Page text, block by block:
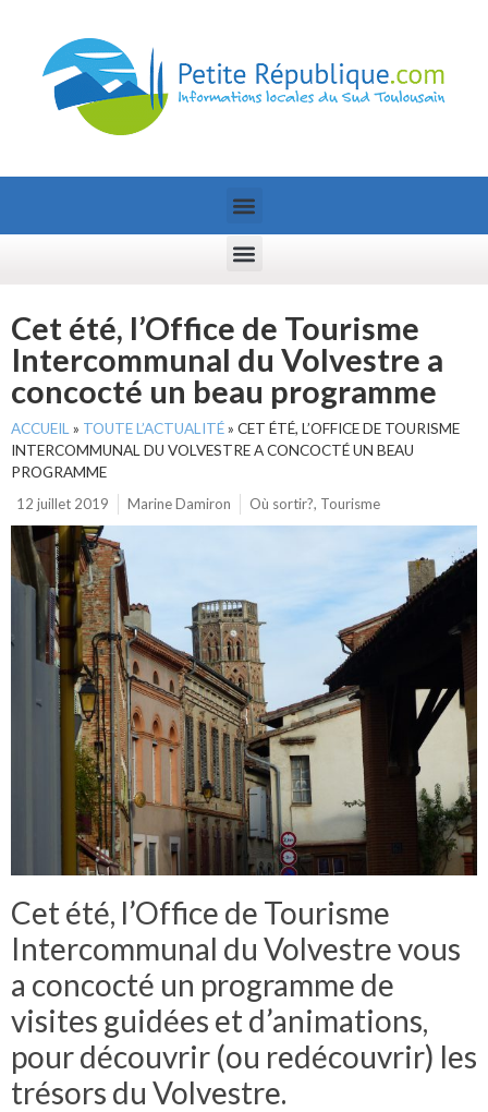
Cet été, l’Office de Tourisme
Intercommunal du Volvestre a
concocté un beau programme
ACCUEIL » TOUTE L’ACTUALITÉ» CET ÉTÉ, L’OFFICE DE TOURISME
INTERCOMMUNAL DU VOLVESTRE A CONCOCTÉ UN BEAU
PROGRAMME
12 juillet 2019
Marine Damiron Où sortir?, Tourisme
Cet été, l’Office de Tourisme
Intercommunal du Volvestre vous
a concocté un programme de
visites guidées et d’animations,
pour découvrir (ou redécouvrir) les
trésors du Volvestre.